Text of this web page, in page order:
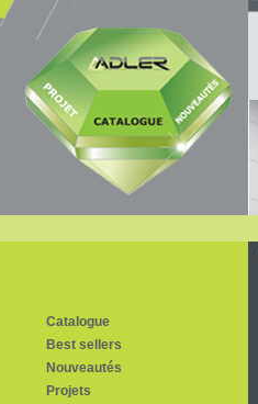
Catalogue
Best sellers
Nouveautés
Projets